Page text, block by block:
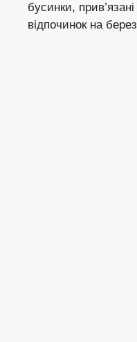
бусинки,
відпочинок на